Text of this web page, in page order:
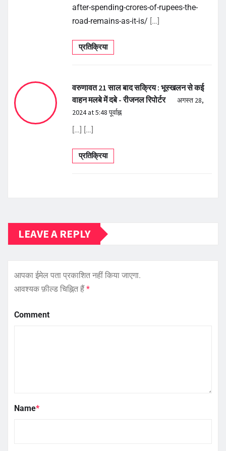
after-spending-crores-of-rupees-the-
road-remains-as-it-is/ […]
प्रतिक्रिया
वरुणावत 21 साल बाद सक्रिय : भूस्खलन से कई
वाहन मलबे में दबे - रीजनल रिपोर्टर
अगस्त 28,
2024 at 5:48 पूर्वाह्न
[…] […]
प्रतिक्रिया
LEAVE A REPLY
आपका ईमेल पता प्रकाशित नहीं किया जाएगा.
आवश्यक फ़ील्ड चिह्नित हैं *
Comment
Name*